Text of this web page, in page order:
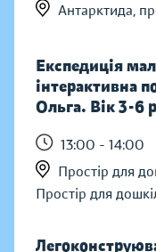
Антарктида,
Експедиція
інтерактивна
Ольга. Вік 3-6
13:00 - 14:00
Простір для
Простір для